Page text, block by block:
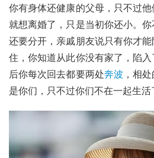
你有身体还健康的父母，只不过
就想离婚了，只是当初你还小。
还要分开，亲戚朋友说只有你才
住，你知道从此你没有家了，陷
后你每次回去都要两处奔波 ，相
是你们，只不过你们不在一起生活